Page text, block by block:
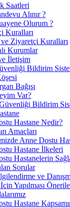
Saatleri
Alınır ?
Olurum ?
Kuralları
Ziyaretçi Kuralları
Kurumlar
İletişim
Bildirim
Bağışı
Var?
Bildirim
Hastane Nedir?
Amaçları
Anne Dostu
Hastane İlkeleri
Hastanelerin
Sorular
ve
Yapılması
Hastane